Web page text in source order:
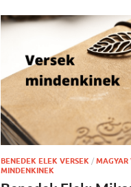
BENEDEK ELEK VERSEK / MAGYAR
MINDENKINEK